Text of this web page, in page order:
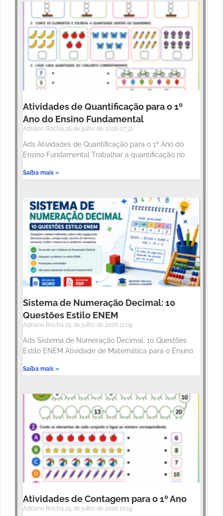
Atividades de Quantificação para o 1º
Ano do Ensino Fundamental
Adriano Rocha 26 de julho de 2026 07:32
Ads Atividades de Quantificação para o 1º Ano do
Ensino Fundamental Trabalhar a quantificação no
Saiba mais »
Sistema de Numeração Decimal: 10
Questões Estilo ENEM
Adriano Rocha 25 de julho de 2026 11:09
Ads Sistema de Numeração Decimal: 10 Questões
Estilo ENEM Atividade de Matemática para o Ensino
Saiba mais »
Atividades de Contagem para o 1º Ano
Adriano Rocha 25 de julho de 2026 10:19